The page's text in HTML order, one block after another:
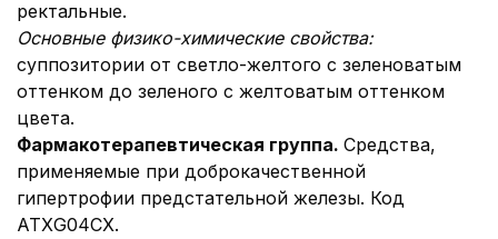
ректальные.
Основные физико-химические свойства:
суппозитории от светло-желтого с зеленоватым
оттенком до зеленого с желтоватым оттенком
цвета.
Фармакотерапевтическая группа. Средства,
применяемые при доброкачественной
гипертрофии предстательной железы. Код
АТХG04СX.